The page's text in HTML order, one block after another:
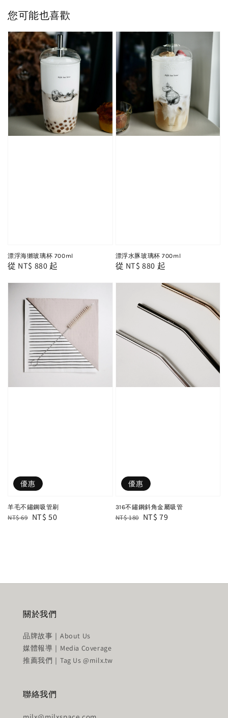
您可能也喜歡
漂浮海獺玻璃杯 700ml
Regular
從 NT$ 880 起
漂浮水豚玻璃杯 700ml
Regular
從 NT$ 880 起
優惠
羊毛不鏽鋼吸管刷
Regular
NT$ 69 Sale
NT$ 50
優惠
316不鏽鋼斜角金屬吸管
Regular
NT$ 180 Sale
NT$ 79
關於我們
品牌故事｜About Us
媒體報導｜Media Coverage
推薦我們｜Tag Us @milx.tw
聯絡我們